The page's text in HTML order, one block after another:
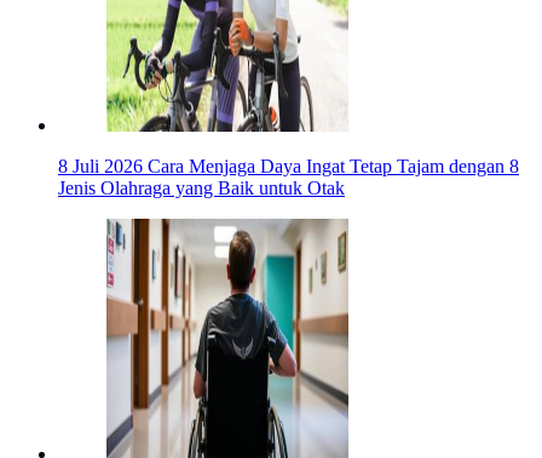
8 Juli 2026 Cara Menjaga Daya Ingat Tetap Tajam dengan 8
Jenis Olahraga yang Baik untuk Otak